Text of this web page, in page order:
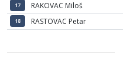
17 RAKOVAC Miloš
18 RASTOVAC Petar